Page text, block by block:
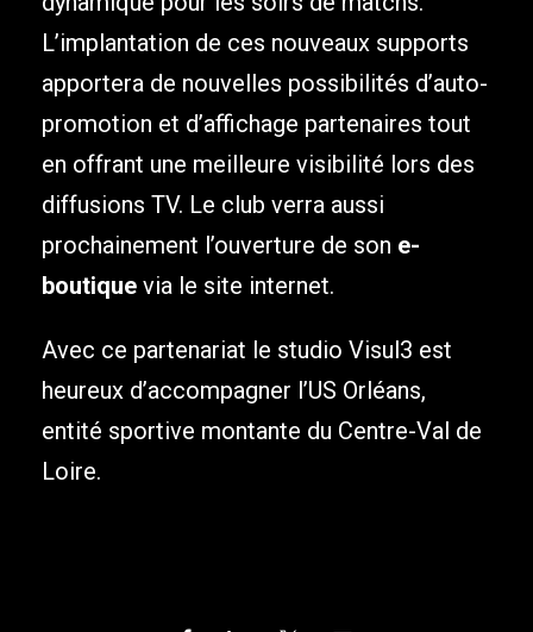
L’implantation de ces nouveaux supports
apportera de nouvelles possibilités d’auto-
promotion et d’affichage partenaires tout
en offrant une meilleure visibilité lors des
diffusions TV. Le club verra aussi
prochainement l’ouverture de son e-
boutique via le site internet.
Avec ce partenariat le studio Visul3 est
heureux d’accompagner l’US Orléans,
entité sportive montante du Centre-Val de
Loire.